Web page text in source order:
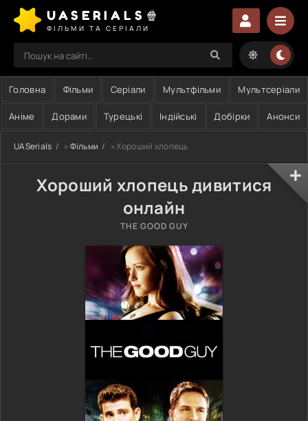
UASERIALS🍿
ФІЛЬМИ ТА СЕРІАЛИ
Головна Фільми Серіали Мультфільми Мультсеріали
Аніме Дорами Турецькі Індійські Добірки Анонси
UASerials » Фільми » Хороший хлопець
Хороший хлопець дивитися
онлайн
THE GOOD GUY